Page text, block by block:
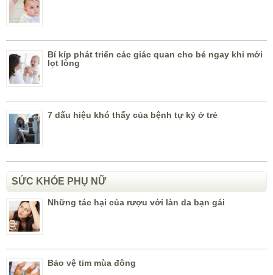
Bí kíp phát triển các giác quan cho bé ngay khi mới
lọt lòng
7 dấu hiệu khó thấy của bệnh tự kỷ ở trẻ
SỨC KHỎE PHỤ NỮ
Những tác hại của rượu với làn da bạn gái
Bảo vệ tim mùa đông